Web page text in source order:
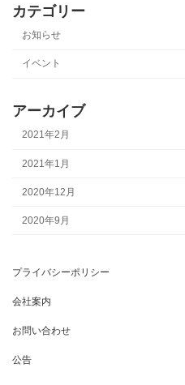
カテゴリー
お知らせ
イベント
アーカイブ
2021年2月
2021年1月
2020年12月
2020年9月
プライバシーポリシー
会社案内
お問い合わせ
公告